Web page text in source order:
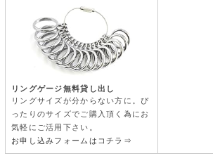
リングゲージ無料貸し出し
リングサイズが分からない方に。ぴ
ったりのサイズでご購入頂く為にお
気軽にご活用下さい。
お申し込みフォームはコチラ⇒